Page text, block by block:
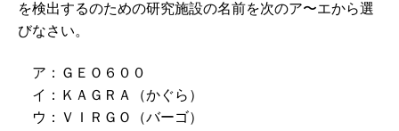
を検出するのための研究施設の名前を次のア〜エから選
びなさい。
ア：ＧＥＯ６００
イ：ＫＡＧＲＡ（かぐら）
ウ：ＶＩＲＧＯ（バーゴ）